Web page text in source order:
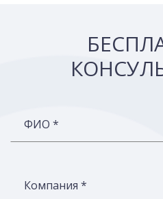
ФИО *
Компания *